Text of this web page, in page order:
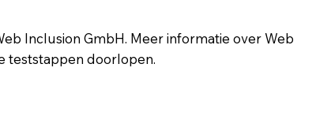
Inclusion GmbH. Meer informatie over Web
teststappen doorlopen.